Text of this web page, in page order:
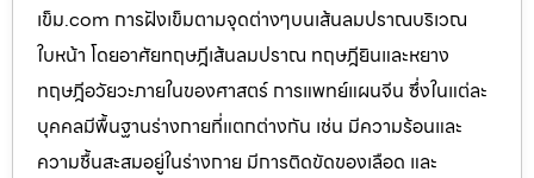
เข็ม.com การฝังเข็มตามจุดต่างๆบนเส้นลมปราณบริเวณ
ใบหน้า โดยอาศัยทฤษฎีเส้นลมปราณ ทฤษฎียินและหยาง
ทฤษฎีอวัยวะภายในของศาสตร์ การแพทย์แผนจีน ซึ่งในแต่ละ
บุคคลมีพื้นฐานร่างกายที่แตกต่างกัน เช่น มีความร้อนและ
ความชื้นสะสมอยู่ในร่างกาย มีการติดขัดของเลือด และ